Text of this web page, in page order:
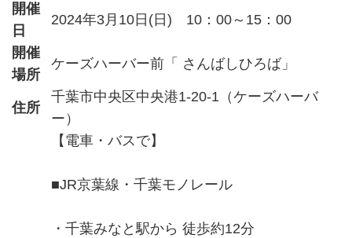
開催
日
2024年3月10日(日) 10：00～15：00
開催
場所
ケーズハーバー前「 さんばしひろば」
住所
千葉市中央区中央港1-20-1（ケーズハーバ
ー）
【電車・バスで】
■JR京葉線・千葉モノレール
・千葉みなと駅から 徒歩約12分